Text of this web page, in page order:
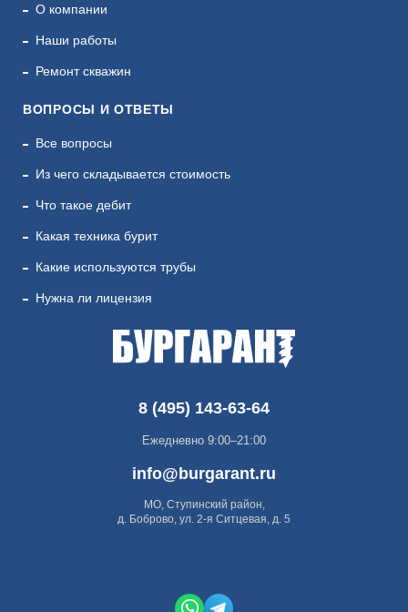
О компании
Наши работы
Ремонт скважин
ВОПРОСЫ И ОТВЕТЫ
Все вопросы
Из чего складывается стоимость
Что такое дебит
Какая техника бурит
Какие используются трубы
Нужна ли лицензия
8 (495) 143-63-64
Ежедневно 9:00–21:00
info@burgarant.ru
МО, Ступинский район,
д. Боброво, ул. 2-я Ситцевая, д. 5